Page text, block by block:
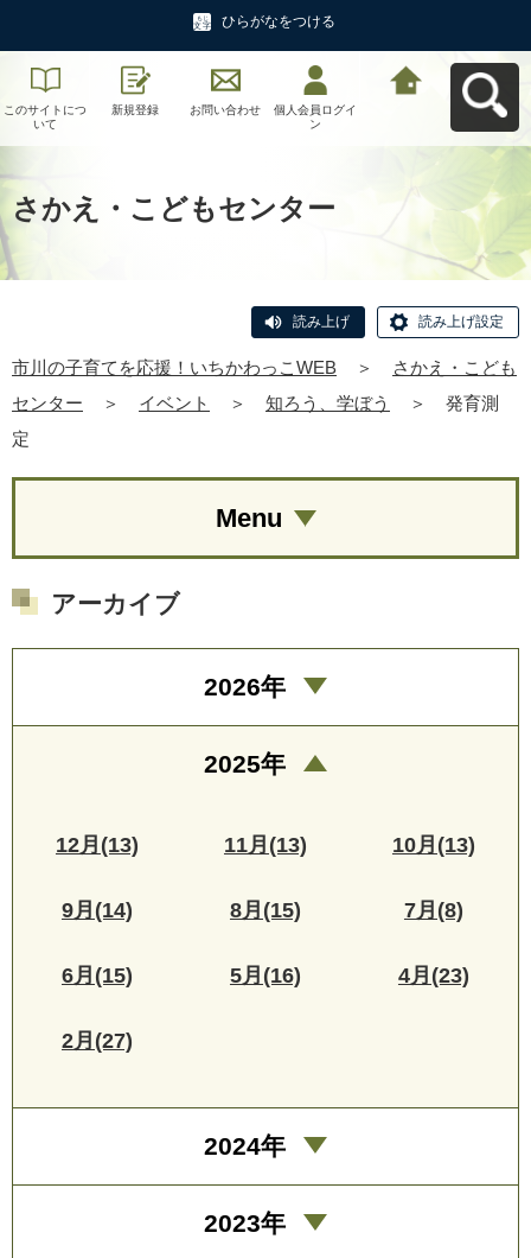
ひらがなをつける
このサイトにつ
いて
新規登録 お問い合わせ
個人会員ログイ
ン
さかえ・こどもセンター
読み上げ 読み上げ設定
市川の子育てを応援！いちかわっこWEB ＞
さかえ・こども
センター
＞ イベント ＞ 知ろう、学ぼう ＞
発育測
定
Menu
アーカイブ
2026年
2025年
12月(13) 11月(13) 10月(13)
9月(14) 8月(15) 7月(8)
6月(15) 5月(16) 4月(23)
2月(27)
2024年
2023年